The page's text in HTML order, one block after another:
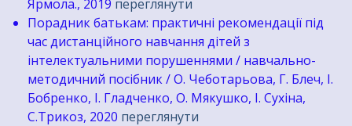
Ярмола., 2019 переглянути
Порадник батькам: практичні рекомендації під
час дистанційного навчання дітей з
інтелектуальними порушеннями / навчально-
методичний посібник / О. Чеботарьова, Г. Блеч, І.
Бобренко, І. Гладченко, О. Мякушко, І. Сухіна,
С.Трикоз, 2020 переглянути